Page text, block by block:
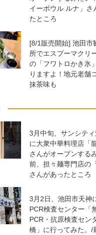
イーボウル ルナ」さ
たところ
[8/1販売開始] 池田市
所でエスプーマクリ
の「フワトロかき氷
りますよ！地元老舗
抹茶味も
3月中旬、サンシテ
に大衆中華料理店「
さんがオープンする
前、担々麺専門店の
さんがあったところ
3月2日、池田市天神
PCR検査センター「
PCR・抗原検査セン
橋」に行ってみた。/